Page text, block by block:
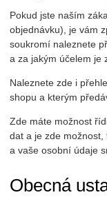
Pokud jste naším
objednávku), je vám
soukromí naleznete
a za jakým účelem je
Naleznete zde i
shopu a kterým
Zde máte možnost
dat a je zde
a vaše osobní údaje
Obecná